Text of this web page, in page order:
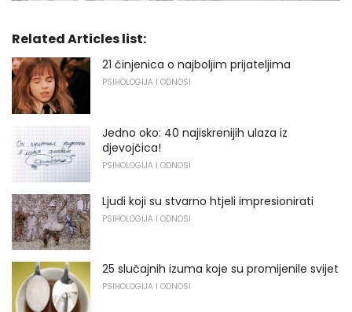
Related Articles list:
21 činjenica o najboljim prijateljima
PSIHOLOGIJA I ODNOSI
Jedno oko: 40 najiskrenijih ulaza iz
djevojčica!
PSIHOLOGIJA I ODNOSI
Ljudi koji su stvarno htjeli impresionirati
PSIHOLOGIJA I ODNOSI
25 slučajnih izuma koje su promijenile svijet
PSIHOLOGIJA I ODNOSI